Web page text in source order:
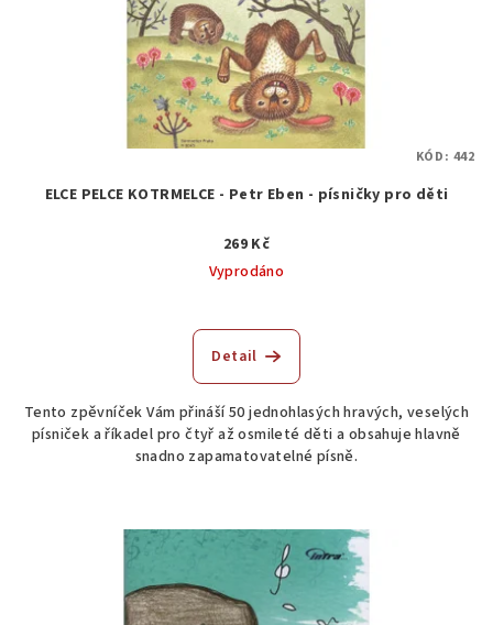
ELCE PELCE KOTRMELCE - Petr Eben - písničky pro děti
269 Kč
Vyprodáno
Detail
Tento zpěvníček Vám přináší 50 jednohlasých hravých, veselých
písniček a říkadel pro čtyř až osmileté děti a obsahuje hlavně
snadno zapamatovatelné písně.
KÓD: 442